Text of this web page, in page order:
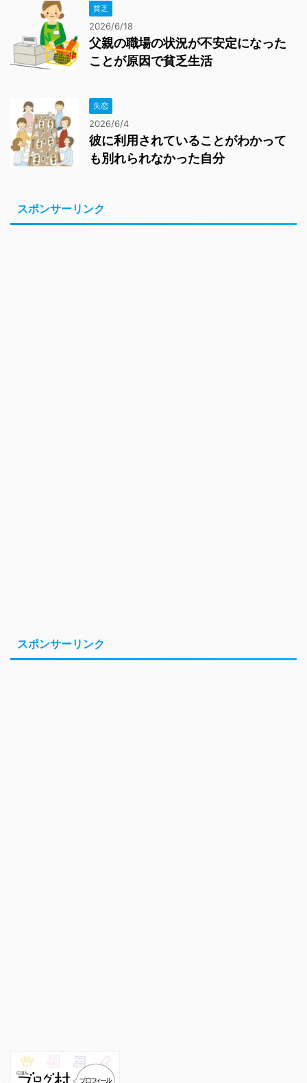
貧乏
2026/6/18
父親の職場の状況が不安定になった
ことが原因で貧乏生活
失恋
2026/6/4
彼に利用されていることがわかって
も別れられなかった自分
スポンサーリンク
スポンサーリンク